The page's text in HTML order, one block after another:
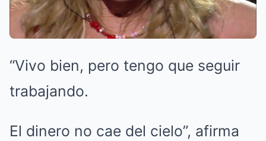
“Vivo bien, pero tengo que seguir
trabajando.
El dinero no cae del cielo”, afirma